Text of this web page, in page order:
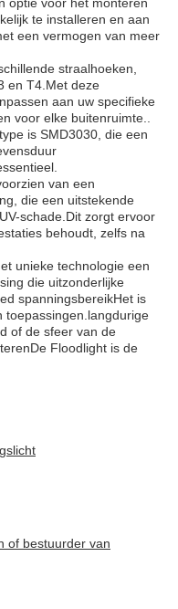
te installeren en aan
een vermogen van meer
straalhoeken,
en T4.Met deze
aan uw specifieke
voor elke buitenruimte..
is SMD3030, die een
van een
die een uitstekende
schade.Dit zorgt ervoor
behoudt, zelfs na
unieke technologie een
die uitzonderlijke
spanningsbereikHet is
toepassingen.langdurige
of de sfeer van de
Floodlight is de
of bestuurder van